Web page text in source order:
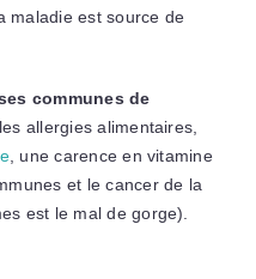
maladie est source de
communes de
allergies alimentaires,
, une carence en vitamine
et le cancer de la
est le mal de gorge).